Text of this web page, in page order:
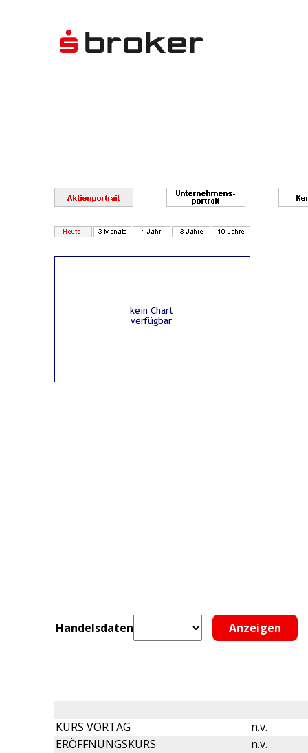
Handelsdaten
KURS VORTAG
n.v.
ERÖFFNUNGSKURS
n.v.